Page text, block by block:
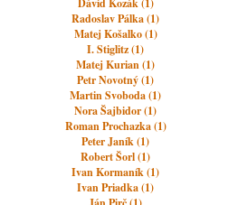
Dávid Kozák (1)
Radoslav Pálka (1)
Matej Košalko (1)
I. Stiglitz (1)
Matej Kurian (1)
Petr Novotný (1)
Martin Svoboda (1)
Nora Šajbidor (1)
Roman Prochazka (1)
Peter Janík (1)
Robert Šorl (1)
Ivan Kormaník (1)
Ivan Priadka (1)